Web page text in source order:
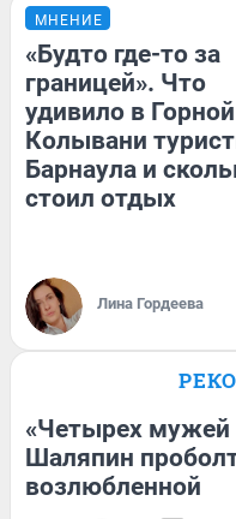
МНЕНИЕ
«Будто где-то за
границей». Что
удивило в Горной
Колывани
Барнаула и
стоил отдых
Лина Гордеева
«Четырех мужей
Шаляпин
возлюбленной